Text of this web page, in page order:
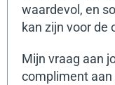
waardevol, en
kan zijn voor de
Mijn vraag aan
compliment aan